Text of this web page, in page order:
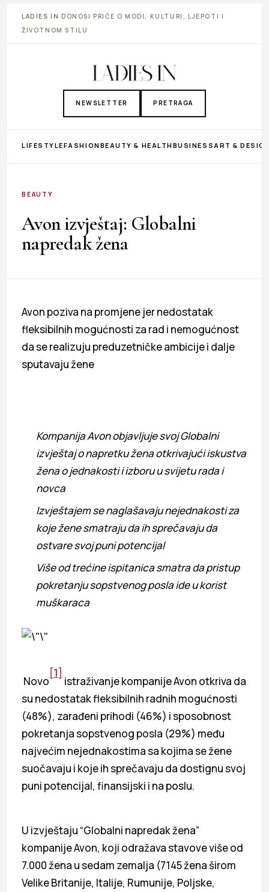
LADIES IN DONOSI PRIČE O MODI, KULTURI, LJEPOTI I
ŽIVOTNOM STILU
NEWSLETTER PRETRAGA
LIFESTYLEFASHIONBEAUTY & HEALTHBUSINESS ART &
BEAUTY
Avon izvještaj: Globalni
napredak žena
Avon poziva na promjene jer nedostatak
fleksibilnih mogućnosti za rad i nemogućnost
da se realizuju preduzetničke ambicije i dalje
sputavaju žene
Kompanija Avon objavljuje svoj Globalni
izvještaj o napretku žena otkrivajući iskustva
žena o jednakosti i izboru u svijetu rada i
novca
Izvještajem se naglašavaju nejednakosti za
koje žene smatraju da ih sprečavaju da
ostvare svoj puni potencijal
Više od trećine ispitanica smatra da pristup
pokretanju sopstvenog posla ide u korist
muškaraca
Novo
[1]
istraživanje kompanije Avon otkriva da
su nedostatak fleksibilnih radnih mogućnosti
(48%), zarađeni prihodi (46%) i sposobnost
pokretanja sopstvenog posla (29%) među
najvećim nejednakostima sa kojima se žene
suočavaju i koje ih sprečavaju da dostignu svoj
puni potencijal, finansijski i na poslu.
U izvještaju “Globalni napredak žena”
kompanije Avon, koji odražava stavove više od
7.000 žena u sedam zemalja (7145 žena širom
Velike Britanije, Italije, Rumunije, Poljske,